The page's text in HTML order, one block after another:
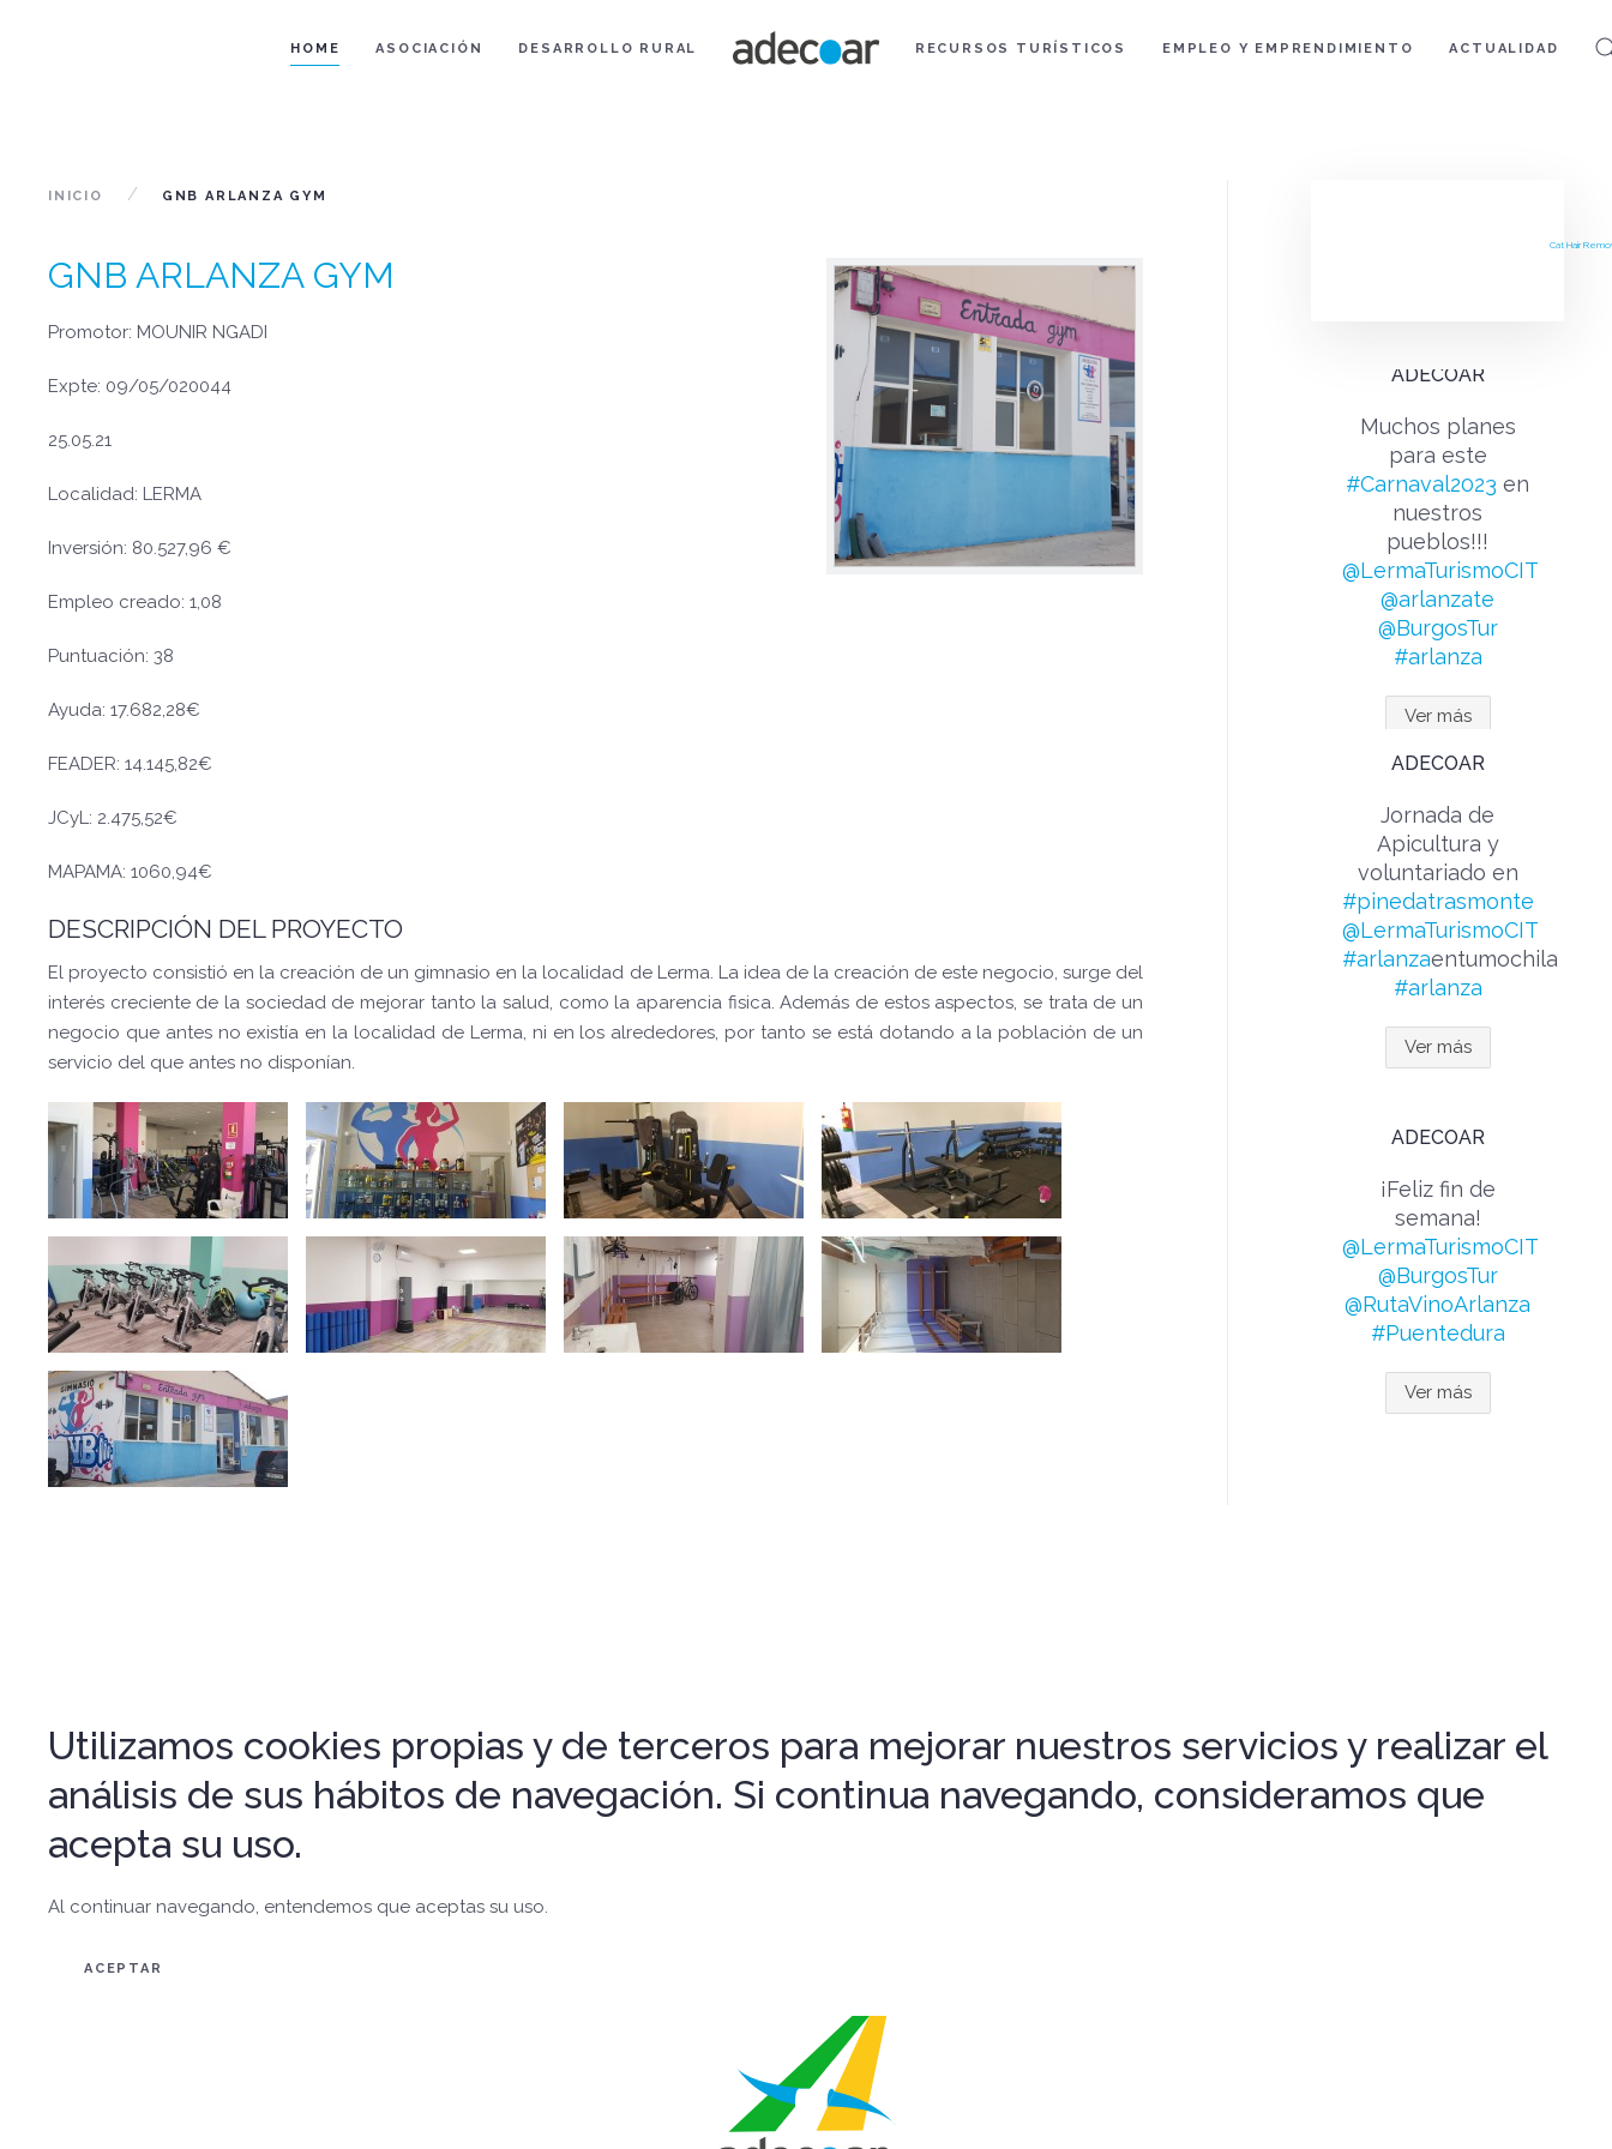
HOME ASOCIACIÓN DESARROLLO RURAL RECURSOS TURÍSTICOS EMPLEO Y EMPRENDIMIENTO ACTUALIDAD
INICIO GNB ARLANZA GYM
GNB ARLANZA GYM
Promotor: MOUNIR NGADI
Expte: 09/05/020044
25.05.21
Localidad: LERMA
Inversión: 80.527,96 €
Empleo creado: 1,08
Puntuación: 38
Ayuda: 17.682,28€
FEADER: 14.145,82€
JCyL: 2.475,52€
MAPAMA: 1060,94€
DESCRIPCIÓN DEL PROYECTO
El proyecto consistió en la creación de un gimnasio en la localidad de Lerma. La idea de la creación de este negocio, surge del
interés creciente de la sociedad de mejorar tanto la salud, como la aparencia fisica. Además de estos aspectos, se trata de un
negocio que antes no existía en la localidad de Lerma, ni en los alrededores, por tanto se está dotando a la población de un
servicio del que antes no disponían.
Cat Hair
ADECOAR
Muchos planes
para este
#Carnaval2023 en
nuestros
pueblos!!!
@LermaTurismoCIT
@arlanzate
@BurgosTur
#arlanza
Ver más
ADECOAR
Jornada de
Apicultura y
voluntariado en
#pinedatrasmonte
@LermaTurismoCIT
#arlanzaentumochila
#arlanza
Ver más
ADECOAR
¡Feliz fin de
semana!
@LermaTurismoCIT
@BurgosTur
@RutaVinoArlanza
#Puentedura
Ver más
Utilizamos cookies propias y de terceros para mejorar nuestros servicios y realizar el
análisis de sus hábitos de navegación. Si continua navegando, consideramos que
acepta su uso.
Al continuar navegando, entendemos que aceptas su uso.
ACEPTAR